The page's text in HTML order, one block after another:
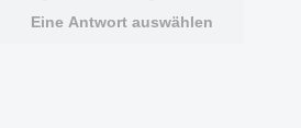
Eine Antwort auswählen